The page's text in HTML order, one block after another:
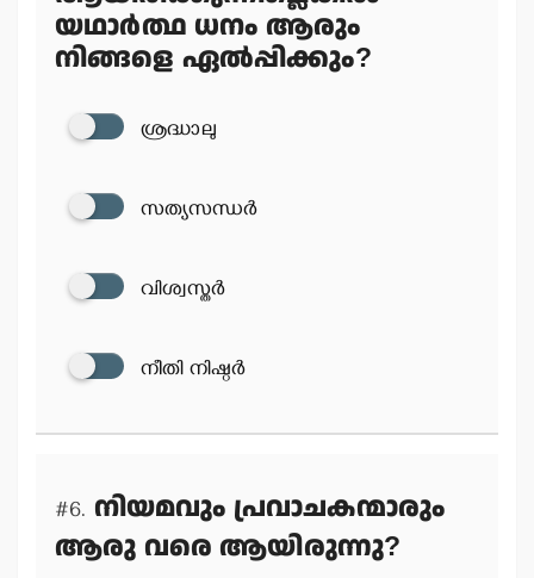
യഥാര്‍ത്ഥ ധനം ആരും
നിങ്ങളെ ഏല്‍പ്പിക്കും?
ശ്രദ്ധാലു
സത്യസന്ധര്‍
വിശ്വസ്തര്‍
നീതി നിഷ്ഠര്‍
#6. നിയമവും പ്രവാചകന്മാരും
ആരു വരെ ആയിരുന്നു?